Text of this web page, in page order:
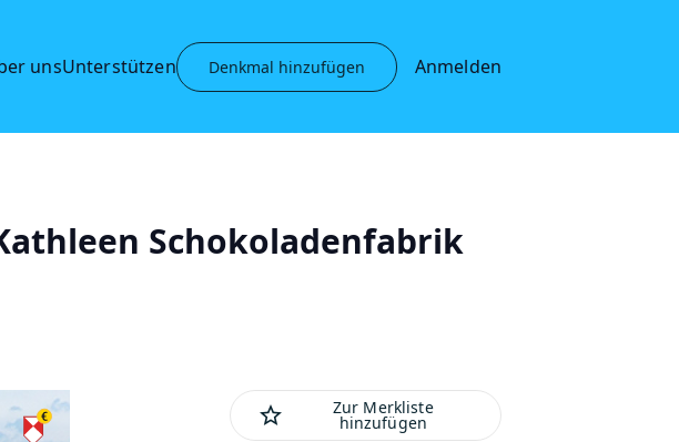
unsUnterstützen Denkmal hinzufügen Anmelden
Schokoladenfabrik
star_outline Zur Merkliste
hinzufügen